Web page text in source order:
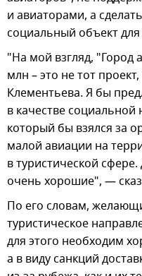
и авиаторами, а
социальный объект
"На мой взгляд, "Город
млн – это не тот
Клементьева. Я бы
в качестве социальной
который бы взялся за
малой авиации на
в туристической
очень хорошие", —
По его словам,
туристическое
для этого необходим
а в виду санкций